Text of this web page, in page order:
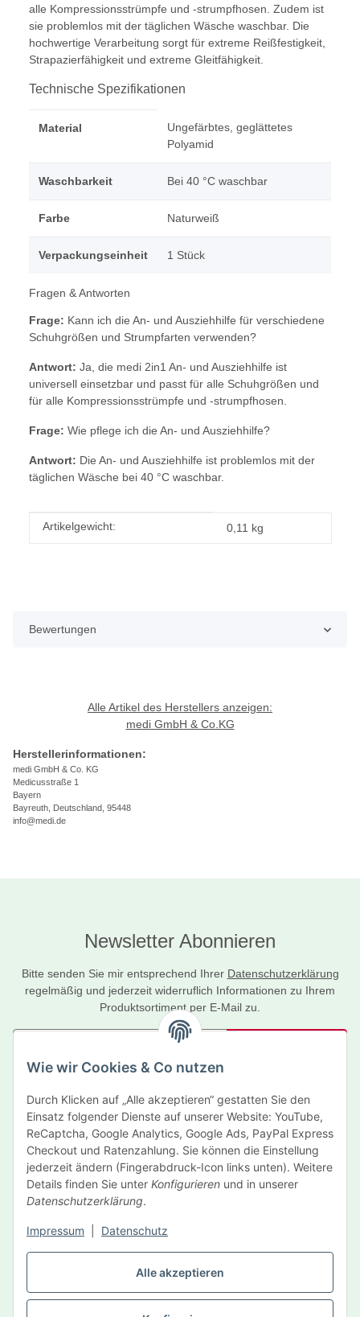
Alle akzeptieren
Wie wir Cookies & Co nutzen
Durch Klicken auf „Alle akzeptieren“ gestatten Sie den
Einsatz folgender Dienste auf unserer Website: YouTube,
ReCaptcha, Google Analytics, Google Ads, PayPal Express
Checkout und Ratenzahlung. Sie können die Einstellung
jederzeit ändern (Fingerabdruck-Icon links unten). Weitere
Details finden Sie unter Konfigurieren und in unserer
Datenschutzerklärung.
Impressum Datenschutz
alle Kompressionsstrümpfe und -strumpfhosen. Zudem ist
sie problemlos mit der täglichen Wäsche waschbar. Die
hochwertige Verarbeitung sorgt für extreme Reißfestigkeit,
Strapazierfähigkeit und extreme Gleitfähigkeit.
Technische Spezifikationen
Material
Ungefärbtes, geglättetes
Polyamid
Waschbarkeit Bei 40 °C waschbar
Farbe Naturweiß
Verpackungseinheit 1 Stück
Fragen & Antworten
Frage: Kann ich die An- und Ausziehhilfe für verschiedene
Schuhgrößen und Strumpfarten verwenden?
Antwort: Ja, die medi 2in1 An- und Ausziehhilfe ist
universell einsetzbar und passt für alle Schuhgrößen und
für alle Kompressionsstrümpfe und -strumpfhosen.
Frage: Wie pflege ich die An- und Ausziehhilfe?
Antwort: Die An- und Ausziehhilfe ist problemlos mit der
täglichen Wäsche bei 40 °C waschbar.
Produkteigenschaft
Wert
Artikelgewicht: 0,11 kg
Bewertungen
Alle Artikel des Herstellers anzeigen:
medi GmbH & Co.KG
Herstellerinformationen:
medi GmbH & Co. KG
Medicusstraße 1
Bayern
Bayreuth, Deutschland, 95448
info@medi.de
Newsletter Abonnieren
Bitte senden Sie mir entsprechend Ihrer Datenschutzerklärung
regelmäßig und jederzeit widerruflich Informationen zu Ihrem
Produktsortiment per E-Mail zu.
Newsletter Abonnieren
Informationen
Gesetzliche Informationen
Hersteller
Vertrag widerrufen